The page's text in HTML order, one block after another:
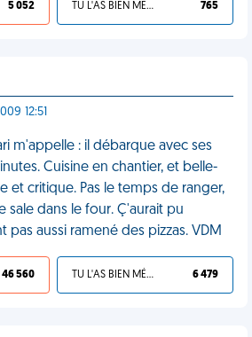
5 052 TU L'AS BIEN MÉRITÉ 765
12:51
m'appelle : il débarque avec ses
Cuisine en chantier, et belle-
et critique. Pas le temps de ranger,
sale dans le four. Ç'aurait pu
pas aussi ramené des pizzas. VDM
46 560 TU L'AS BIEN MÉRITÉ 6 479